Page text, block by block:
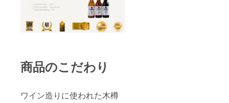
商品のこだわり
ワイン造りに使われた木樽